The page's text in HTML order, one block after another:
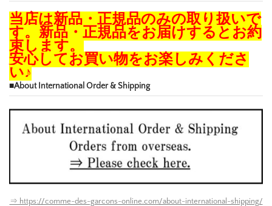
当店は新品・正規品のみの取り扱いで
す。新品・正規品をお届けするとお約
束します。
安心してお買い物をお楽しみくださ
い♪
■About International Order & Shipping
⇒ https://comme-des-garcons-online.com/about-international-shipping/